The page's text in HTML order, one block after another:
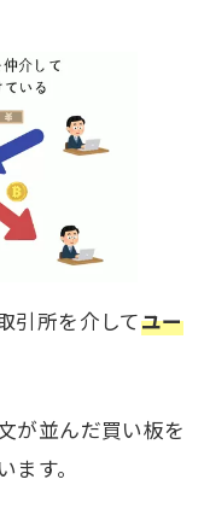
引所を介してユー
が並んだ買い板を
す。